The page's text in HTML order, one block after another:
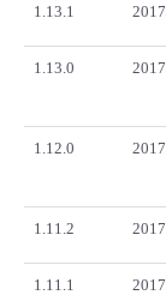
1.13.1
1.13.0
1.12.0
1.11.2
1.11.1